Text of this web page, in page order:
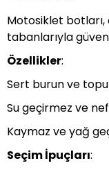
Motosiklet
tabanlarıyla
Özellikler:
Sert burun ve
Su geçirmez ve
Kaymaz ve yağ
Seçim İpuçları: